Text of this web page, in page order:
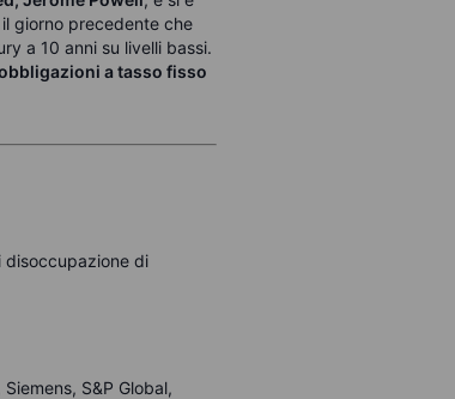
giorno precedente che
a 10 anni su livelli bassi.
a tasso fisso
disoccupazione di
S&P Global,